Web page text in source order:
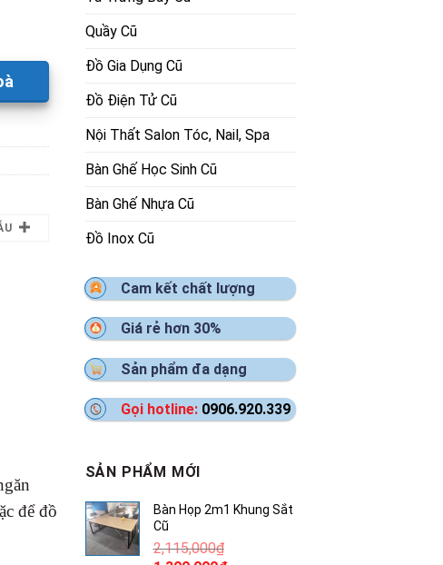
để đồ
Quầy Cũ
Đồ Gia Dụng Cũ
Đồ Điện Tử Cũ
Nội Thất Salon Tóc, Nail, Spa
Bàn Ghế Học Sinh Cũ
Bàn Ghế Nhựa Cũ
Đồ Inox Cũ
Cam kết chất lượng
Giá rẻ hơn 30%
Sản phẩm đa dạng
Gọi hotline: 0906.920.339
SẢN PHẨM MỚI
Bàn Họp 2m1 Khung Sắt
Cũ
2,115,000₫